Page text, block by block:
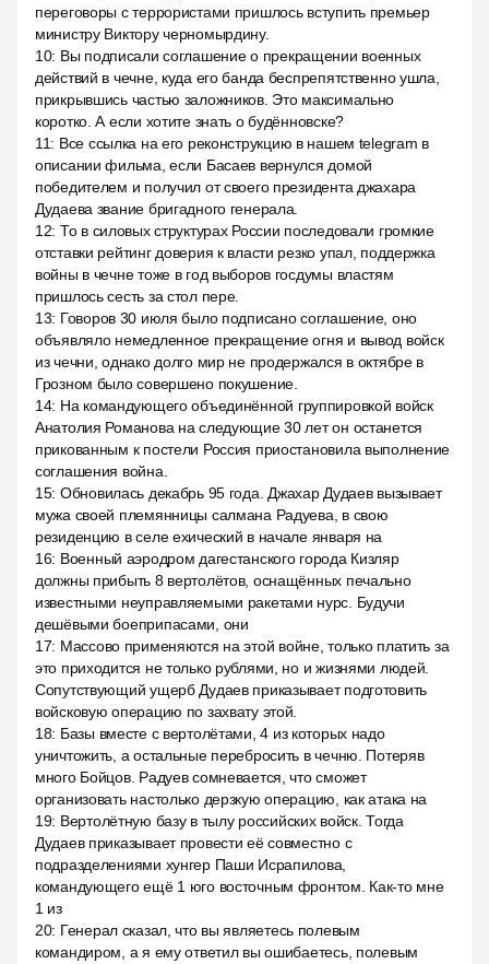
переговоры с террористами пришлось вступить премьер
министру Виктору черномырдину.
10: Вы подписали соглашение о прекращении военных
действий в чечне, куда его банда беспрепятственно ушла,
прикрывшись частью заложников. Это максимально
коротко. А если хотите знать о будённовске?
11: Все ссылка на его реконструкцию в нашем telegram в
описании фильма, если Басаев вернулся домой
победителем и получил от своего президента джахара
Дудаева звание бригадного генерала.
12: То в силовых структурах России последовали громкие
отставки рейтинг доверия к власти резко упал, поддержка
войны в чечне тоже в год выборов госдумы властям
пришлось сесть за стол пере.
13: Говоров 30 июля было подписано соглашение, оно
объявляло немедленное прекращение огня и вывод войск
из чечни, однако долго мир не продержался в октябре в
Грозном было совершено покушение.
14: На командующего объединённой группировкой войск
Анатолия Романова на следующие 30 лет он останется
прикованным к постели Россия приостановила выполнение
соглашения война.
15: Обновилась декабрь 95 года. Джахар Дудаев вызывает
мужа своей племянницы салмана Радуева, в свою
резиденцию в селе ехический в начале января на
16: Военный аэродром дагестанского города Кизляр
должны прибыть 8 вертолётов, оснащённых печально
известными неуправляемыми ракетами нурс. Будучи
дешёвыми боеприпасами, они
17: Массово применяются на этой войне, только платить за
это приходится не только рублями, но и жизнями людей.
Сопутствующий ущерб Дудаев приказывает подготовить
войсковую операцию по захвату этой.
18: Базы вместе с вертолётами, 4 из которых надо
уничтожить, а остальные перебросить в чечню. Потеряв
много Бойцов. Радуев сомневается, что сможет
организовать настолько дерзкую операцию, как атака на
19: Вертолётную базу в тылу российских войск. Тогда
Дудаев приказывает провести её совместно с
подразделениями хунгер Паши Исрапилова,
командующего ещё 1 юго восточным фронтом. Как-то мне
1 из
20: Генерал сказал, что вы являетесь полевым
командиром, а я ему ответил вы ошибаетесь, полевым